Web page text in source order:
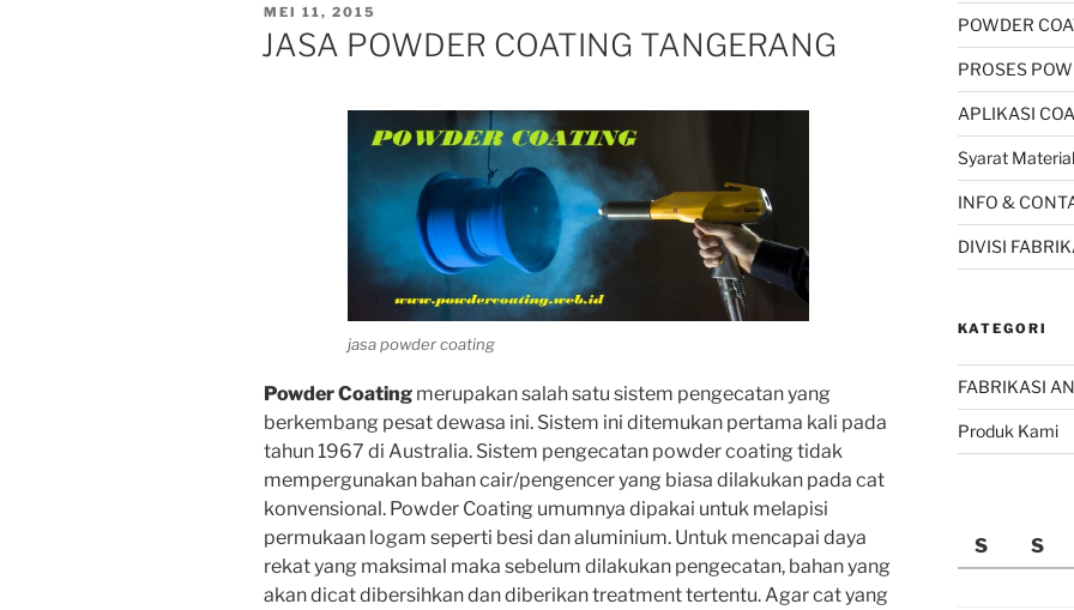
POSTED
ON
MEI 11, 2015
JASA POWDER COATING TANGERANG
jasa powder coating
Powder Coating merupakan salah satu sistem pengecatan yang
berkembang pesat dewasa ini. Sistem ini ditemukan pertama kali pada
tahun 1967 di Australia. Sistem pengecatan powder coating tidak
mempergunakan bahan cair/pengencer yang biasa dilakukan pada cat
konvensional. Powder Coating umumnya dipakai untuk melapisi
permukaan logam seperti besi dan aluminium. Untuk mencapai daya
rekat yang maksimal maka sebelum dilakukan pengecatan, bahan yang
akan dicat dibersihkan dan diberikan treatment tertentu. Agar cat yang
POWDER
PROSES
APLIKASI
Syarat Material
INFO &
DIVISI
KATEGORI
FABRIKASI
Produk Kami
S
S